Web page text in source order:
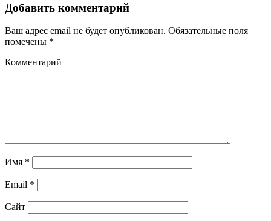
Добавить комментарий
Ваш адрес email не будет опубликован. Обязательные поля
помечены *
Комментарий
Имя *
Email *
Сайт